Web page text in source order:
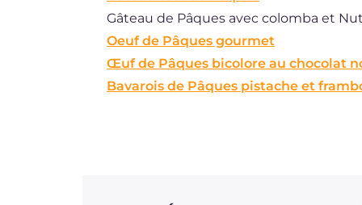
Gâteau de Pâques avec colomba et
Oeuf de Pâques gourmet
Œuf de Pâques bicolore au chocolat
Bavarois de Pâques pistache et